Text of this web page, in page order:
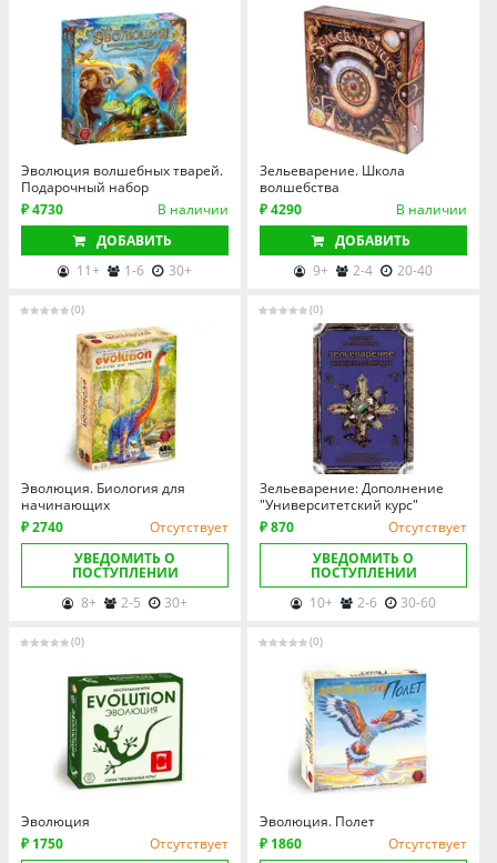
Тюменская область
Удмуртия
Ульяновская область
Эволюция волшебных тварей.
Подарочный набор
₽ 4730
В наличии
ДОБАВИТЬ
11+
1-6 30+
Зельеварение. Школа
волшебства
₽ 4290
В наличии
ДОБАВИТЬ
9+
2-4 20-40
(0)
Эволюция. Биология для
начинающих
₽ 2740
Отсутствует
УВЕДОМИТЬ О
ПОСТУПЛЕНИИ
8+
2-5 30+
(0)
Зельеварение: Дополнение
"Университетский курс"
₽ 870
Отсутствует
УВЕДОМИТЬ О
ПОСТУПЛЕНИИ
10+
2-6 30-60
(0)
Эволюция
₽ 1750
Отсутствует
(0)
Эволюция. Полет
₽ 1860
Отсутствует